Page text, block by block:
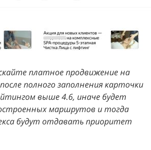
платное продвижение на
полного заполнения карточки
выше 4.6, иначе будет
маршрутов и тогда
будут отдавать приоритет